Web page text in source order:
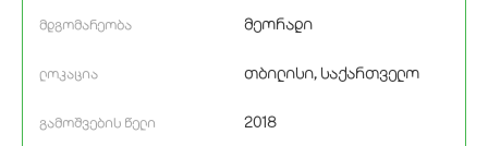
მდგომარეობა მეორადი
ლოკაცია თბილისი, საქართველო
გამოშვების წელი 2018